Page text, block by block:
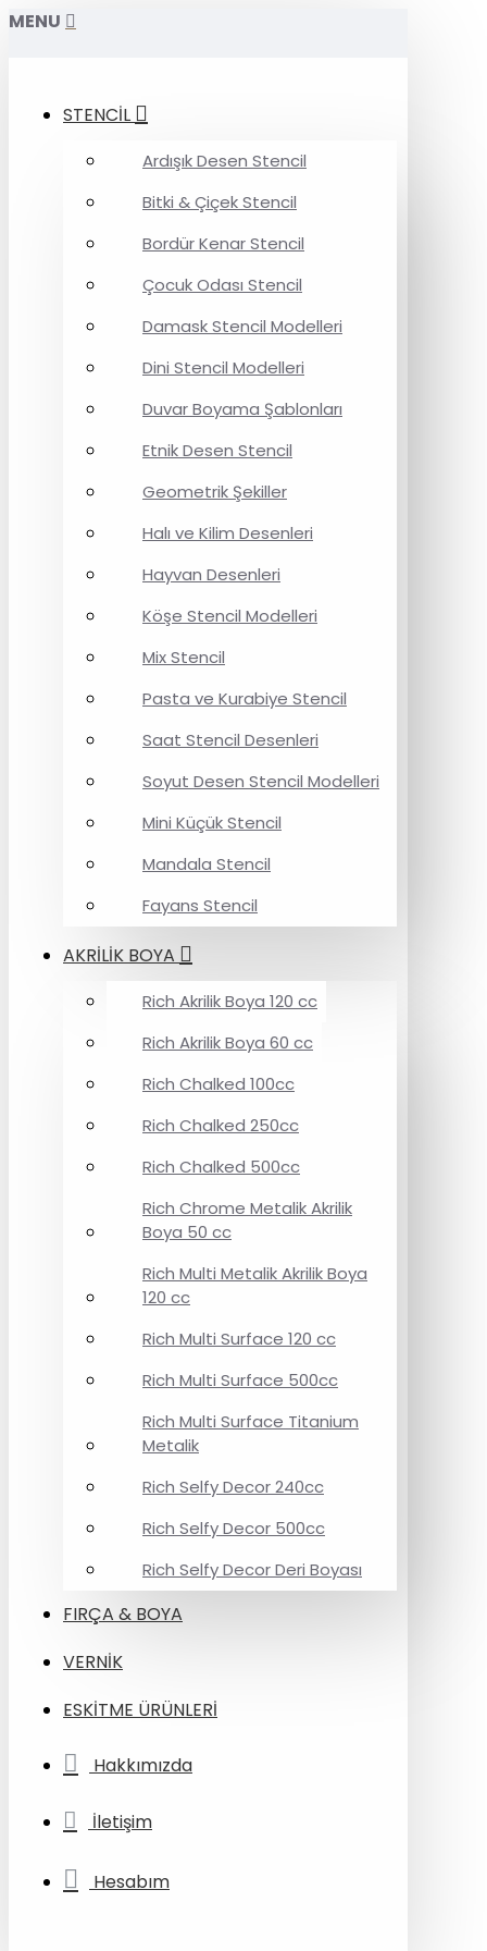
MENU
STENCİL
Ardışık Desen Stencil
Bitki & Çiçek Stencil
Bordür Kenar Stencil
Çocuk Odası Stencil
Damask Stencil Modelleri
Dini Stencil Modelleri
Duvar Boyama Şablonları
Etnik Desen Stencil
Geometrik Şekiller
Halı ve Kilim Desenleri
Hayvan Desenleri
Köşe Stencil Modelleri
Mix Stencil
Pasta ve Kurabiye Stencil
Saat Stencil Desenleri
Soyut Desen Stencil Modelleri
Mini Küçük Stencil
Mandala Stencil
Fayans Stencil
AKRİLİK BOYA
Rich Akrilik Boya 120 cc
Rich Akrilik Boya 60 cc
Rich Chalked 100cc
Rich Chalked 250cc
Rich Chalked 500cc
Rich Chrome Metalik Akrilik
Boya 50 cc
Rich Multi Metalik Akrilik Boya
120 cc
Rich Multi Surface 120 cc
Rich Multi Surface 500cc
Rich Multi Surface Titanium
Metalik
Rich Selfy Decor 240cc
Rich Selfy Decor 500cc
Rich Selfy Decor Deri Boyası
FIRÇA & BOYA
VERNİK
ESKİTME ÜRÜNLERİ
Hakkımızda
İletişim
Hesabım